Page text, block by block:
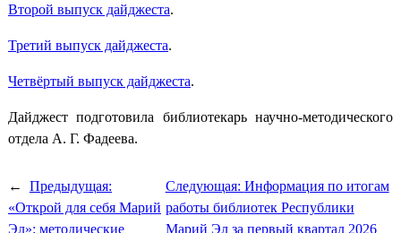
Второй выпуск дайджеста.
Третий выпуск дайджеста.
Четвёртый выпуск дайджеста.
Дайджест подготовила библиотекарь научно-методического
отдела А. Г. Фадеева.
←
Предыдущая:
«Открой для себя Марий
Эл»: методические
Следующая: Информация по итогам
работы библиотек Республики
Марий Эл за первый квартал 2026